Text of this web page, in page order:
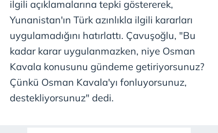
ilgili açıklamalarına tepki göstererek,
Yunanistan'ın Türk azınlıkla ilgili kararları
uygulamadığını hatırlattı. Çavuşoğlu, "Bu
kadar karar uygulanmazken, niye Osman
Kavala konusunu gündeme getiriyorsunuz?
Çünkü Osman Kavala'yı fonluyorsunuz,
destekliyorsunuz" dedi.